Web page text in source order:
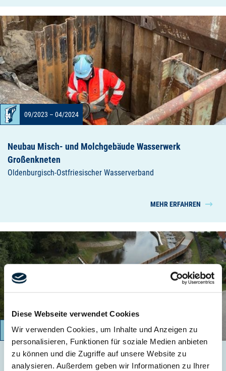
Diese Webseite verwendet Cookies
Wir verwenden Cookies, um Inhalte und Anzeigen zu
personalisieren, Funktionen für soziale Medien anbieten
zu können und die Zugriffe auf unsere Website zu
analysieren. Außerdem geben wir Informationen zu Ihrer
09/2023 – 04/2024
Neubau Misch- und Molchgebäude Wasserwerk
Großenkneten
Oldenburgisch-Ostfriesischer Wasserverband
MEHR ERFAHREN
11/2022 – 01/2024
Hochwasserschutz - Ausbau Moorbach